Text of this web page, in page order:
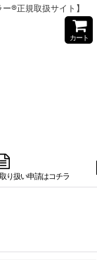
®正規取扱サイト】
カート
り扱い申請はコチラ